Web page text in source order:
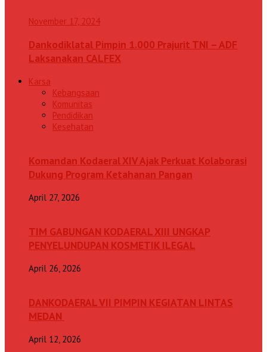
November 17, 2024
Dankodiklatal Pimpin 1.000 Prajurit TNI – ADF
Laksanakan CALFEX
Karsa
Kebangsaan
Komunitas
Pendidikan
Kesehatan
Komandan Kodaeral XIV Ajak Perkuat Kolaborasi
Dukung Program Ketahanan Pangan
April 27, 2026
TIM GABUNGAN KODAERAL XIII UNGKAP
PENYELUNDUPAN KOSMETIK ILEGAL
April 26, 2026
DANKODAERAL VII PIMPIN KEGIATAN LINTAS
MEDAN
April 12, 2026